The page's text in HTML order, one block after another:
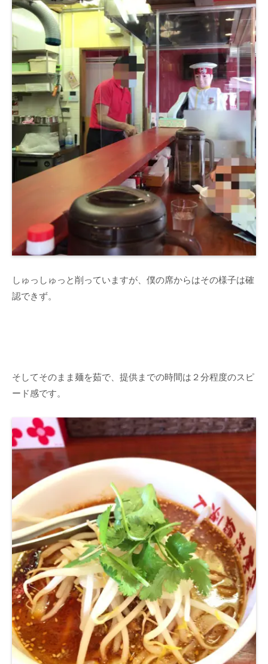
しゅっしゅっと削っていますが、僕の席からはその様子は確
認できず。
そしてそのまま麺を茹で、提供までの時間は２分程度のスピ
ード感です。